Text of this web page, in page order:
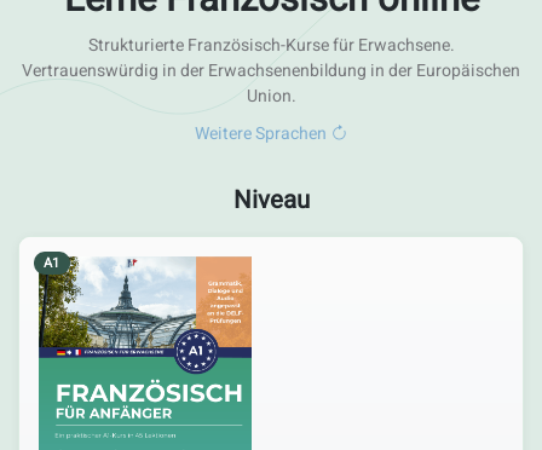
Strukturierte Französisch-Kurse für Erwachsene.
Vertrauenswürdig in der Erwachsenenbildung in der Europäischen
Union.
Weitere Sprachen
Niveau
A1